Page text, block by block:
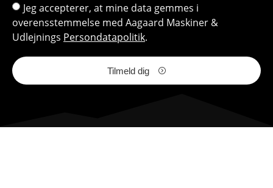
Jeg accepterer, at mine data gemmes i
overensstemmelse med Aagaard Maskiner &
Udlejnings Persondatapolitik.
Tilmeld dig